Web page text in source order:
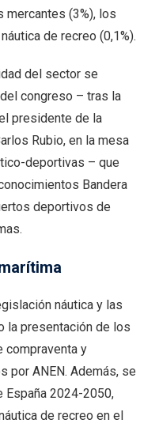
mercantes (3%), los
de recreo (0,1%).
del sector se
congreso – tras la
presidente de la
Rubio, en la mesa
deportivas – que
Bandera
deportivos de
náutica y las
la presentación de los
compraventa y
por ANEN. Además, se
España 2024-2050,
de recreo en el